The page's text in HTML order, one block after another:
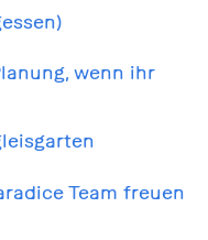
wenn ihr
Team freuen